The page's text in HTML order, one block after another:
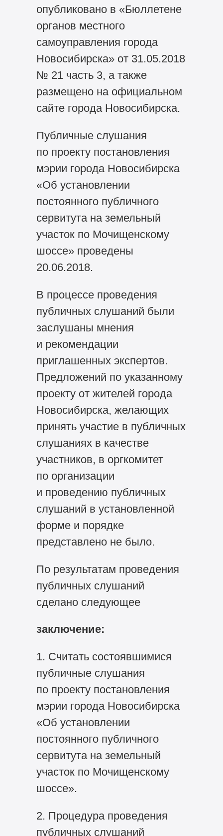
опубликовано в «Бюллетене
органов местного
самоуправления города
Новосибирска» от 31.05.2018
№ 21 часть 3, а также
размещено на официальном
сайте города Новосибирска.
Публичные слушания
по проекту постановления
мэрии города Новосибирска
«Об установлении
постоянного публичного
сервитута на земельный
участок по Мочищенскому
шоссе» проведены
20.06.2018.
В процессе проведения
публичных слушаний были
заслушаны мнения
и рекомендации
приглашенных экспертов.
Предложений по указанному
проекту от жителей города
Новосибирска, желающих
принять участие в публичных
слушаниях в качестве
участников, в оргкомитет
по организации
и проведению публичных
слушаний в установленной
форме и порядке
представлено не было.
По результатам проведения
публичных слушаний
сделано следующее
заключение:
1. Считать состоявшимися
публичные слушания
по проекту постановления
мэрии города Новосибирска
«Об установлении
постоянного публичного
сервитута на земельный
участок по Мочищенскому
шоссе».
2. Процедура проведения
публичных слушаний